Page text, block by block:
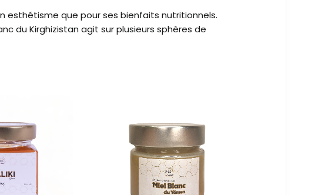
esthétisme que pour ses bienfaits nutritionnels.
du Kirghizistan agit sur plusieurs sphères de